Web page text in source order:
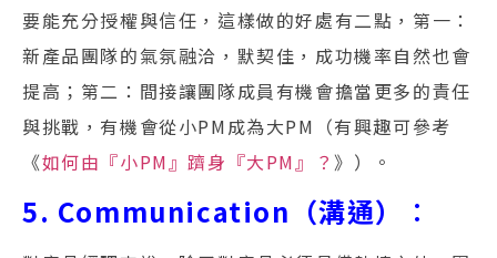
要能充分授權與信任，這樣做的好處有二點，第一：
新產品團隊的氣氛融洽，默契佳，成功機率自然也會
提高；第二：間接讓團隊成員有機會擔當更多的責任
與挑戰，有機會從小PM成為大PM（有興趣可參考
《如何由『小PM』躋身『大PM』？ 》）。
5. Communication（溝通） ：